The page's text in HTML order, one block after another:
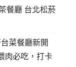
餐廳 台北松菸
菜餐廳新開
肉必吃，打卡